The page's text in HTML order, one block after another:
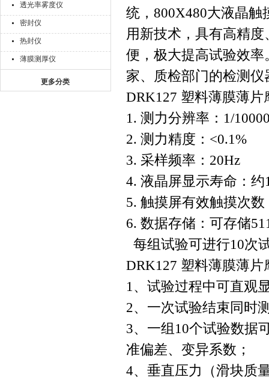
透光率雾度仪
密封仪
热封仪
薄膜测厚仪
更多分类
统，800X480大液晶
用新技术，具有高精
便，极大提高试验效
家、质检部门的检测
DRK127 塑料薄膜薄
1. 测力分辨率：1/
2. 测力精度：<0.1%
3. 采样频率：20Hz
4. 液晶屏显示寿命：约
5. 触摸屏有效触摸次
6. 数据存储：可存储
每组试验可进行10次
DRK127 塑料薄膜薄
1、试验过程中可直观
2、一次试验结束同时
3、一组10个试验数据
准偏差、变异系数；
4、垂直压力（滑块质